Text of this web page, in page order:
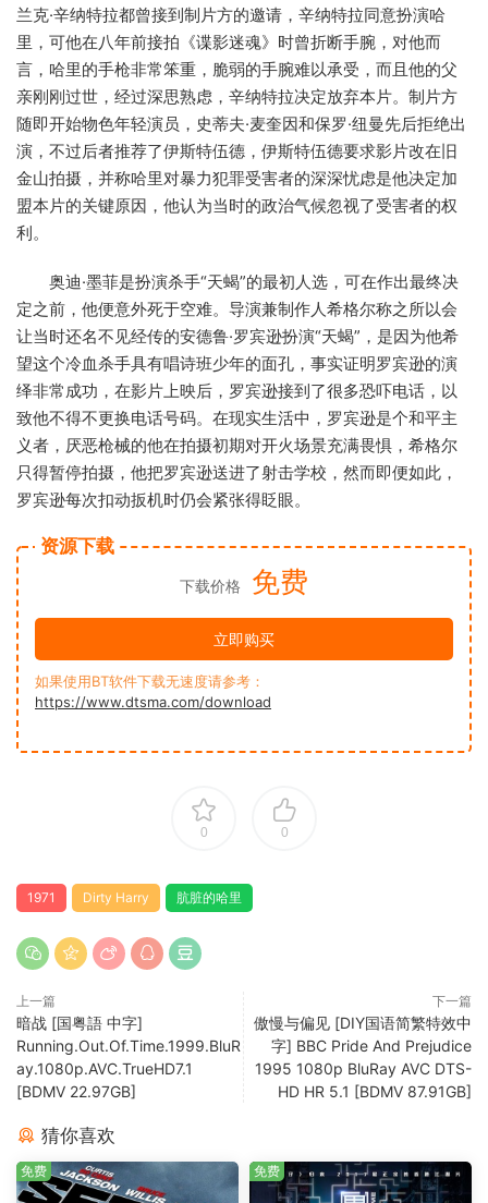
兰克·辛纳特拉都曾接到制片方的邀请，辛纳特拉同意扮演哈
里，可他在八年前接拍《谍影迷魂》时曾折断手腕，对他而
言，哈里的手枪非常笨重，脆弱的手腕难以承受，而且他的父
亲刚刚过世，经过深思熟虑，辛纳特拉决定放弃本片。制片方
随即开始物色年轻演员，史蒂夫·麦奎因和保罗·纽曼先后拒绝出
演，不过后者推荐了伊斯特伍德，伊斯特伍德要求影片改在旧
金山拍摄，并称哈里对暴力犯罪受害者的深深忧虑是他决定加
盟本片的关键原因，他认为当时的政治气候忽视了受害者的权
利。
奥迪·墨菲是扮演杀手“天蝎”的最初人选，可在作出最终决
定之前，他便意外死于空难。导演兼制作人希格尔称之所以会
让当时还名不见经传的安德鲁·罗宾逊扮演“天蝎”，是因为他希
望这个冷血杀手具有唱诗班少年的面孔，事实证明罗宾逊的演
绎非常成功，在影片上映后，罗宾逊接到了很多恐吓电话，以
致他不得不更换电话号码。在现实生活中，罗宾逊是个和平主
义者，厌恶枪械的他在拍摄初期对开火场景充满畏惧，希格尔
只得暂停拍摄，他把罗宾逊送进了射击学校，然而即便如此，
罗宾逊每次扣动扳机时仍会紧张得眨眼。
资源下载
下载价格 免费
立即购买
如果使用BT软件下载无速度请参考：
https://www.dtsma.com/download
0 0
1971 Dirty Harry 肮脏的哈里
上一篇
暗战 [国粤語 中字]
Running.Out.Of.Time.1999.BluR
ay.1080p.AVC.TrueHD7.1
[BDMV 22.97GB]
下一篇
傲慢与偏见 [DIY国语简繁特效中
字] BBC Pride And Prejudice
1995 1080p BluRay AVC DTS-
HD HR 5.1 [BDMV 87.91GB]
猜你喜欢
免费 免费